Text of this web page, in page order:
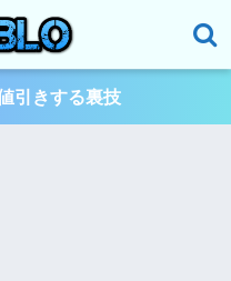
引きする裏技